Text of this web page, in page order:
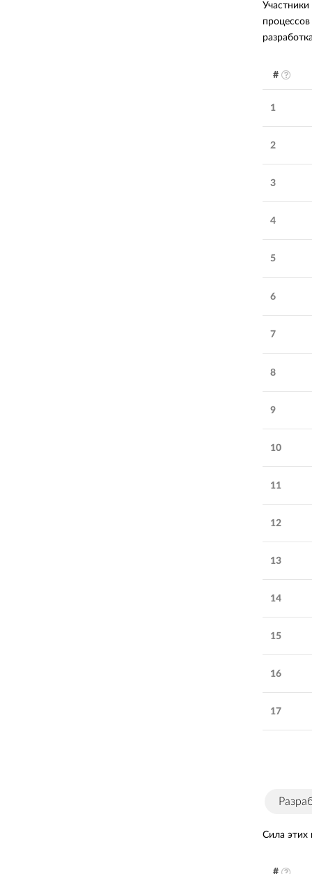
#
1
2
3
4
5
6
7
8
9
10
11
12
13
14
15
16
17
Сила этих
#